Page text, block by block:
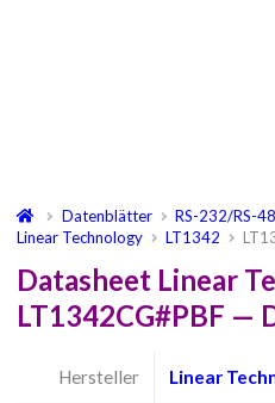
Datenblätter
RS-232/RS-
Linear Technology
LT1342
Datasheet Linear
LT1342CG#PBF —
Hersteller Linear